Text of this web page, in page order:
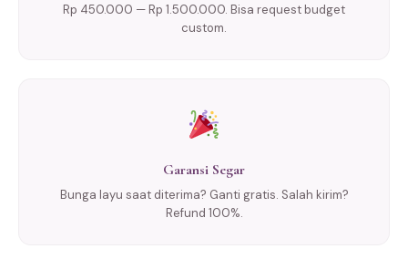
Rp 450.000 — Rp 1.500.000. Bisa request budget
custom.
Garansi Segar
Bunga layu saat diterima? Ganti gratis. Salah kirim?
Refund 100%.